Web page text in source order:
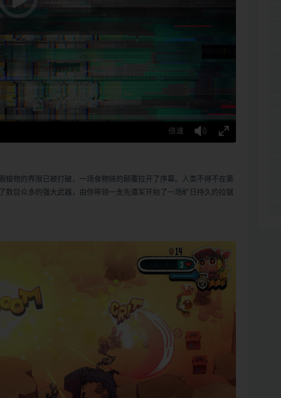
物的界限已被打破，一场食物链的颠覆拉开了序幕。人类不得不在第
目众多的强大武器，由你带领一支先遣军开始了一场旷日持久的拉锯